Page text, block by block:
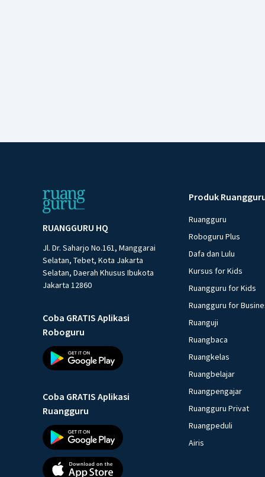
RUANGGURU HQ
Jl. Dr. Saharjo No.161, Manggarai
Selatan, Tebet, Kota Jakarta
Selatan, Daerah Khusus Ibukota
Jakarta 12860
Coba GRATIS Aplikasi
Roboguru
Coba GRATIS Aplikasi
Ruangguru
Produk
Ruangguru
Roboguru Plus
Dafa dan Lulu
Kursus for Kids
Ruangguru for Kids
Ruangguru for
Ruanguji
Ruangbaca
Ruangkelas
Ruangbelajar
Ruangpengajar
Ruangguru Privat
Ruangpeduli
Airis